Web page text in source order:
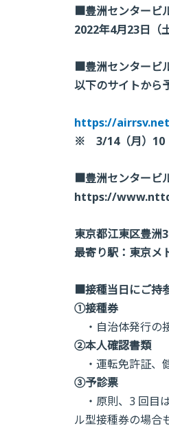
■豊洲センタービ
2022年4月23日（
■豊洲センタービ
以下のサイトから
https://
※ 3/14（月）10
■豊洲センタービ
https://
東京都江東区豊洲
最寄り駅：東京メ
■接種当日にご持
①接種券
・自治体発行の
②本人確認書類
・運転免許証、
③予診票
・原則、3 回目
ル型接種券の場合